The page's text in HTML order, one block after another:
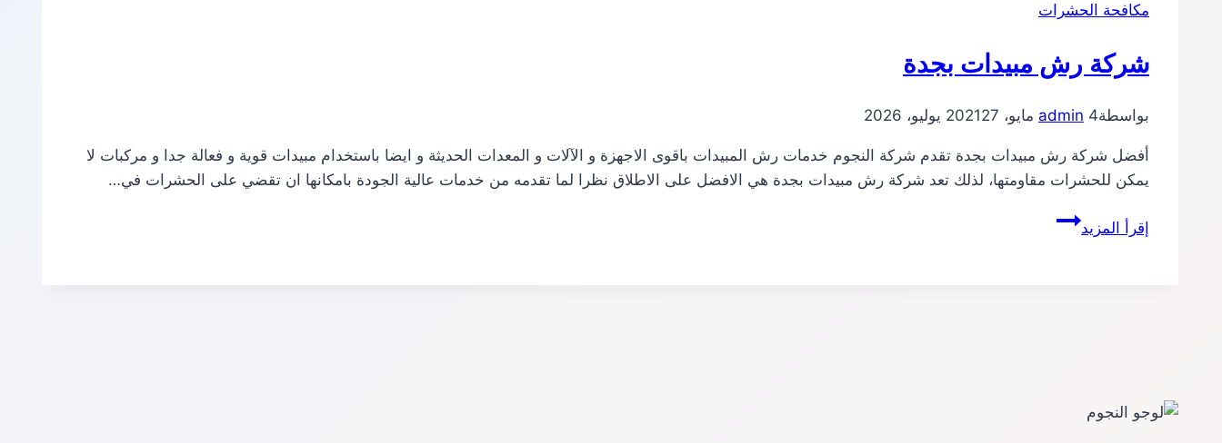
مكافحة الحشرات
شركة رش مبيدات بجدة
بواسطة admin 4 مايو، 2021 27 يوليو، 2026
أفضل شركة رش مبيدات بجدة تقدم شركة النجوم خدمات رش المبيدات باقوى الاجهزة و الآلات و المعدات الحديثة و ايضا باستخدام مبيدات قوية و فعالة جدا و مركبات لا
يمكن للحشرات مقاومتها، لذلك تعد شركة رش مبيدات بجدة هي الافضل على الاطلاق نظرا لما تقدمه من خدمات عالية الجودة بامكانها ان تقضي على الحشرات في…
إقرأ المزيدشركة